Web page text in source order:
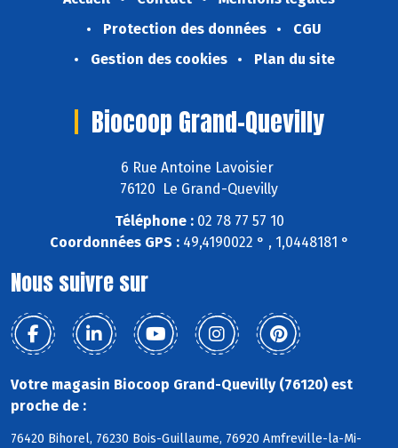
Protection des données
CGU
Gestion des cookies
Plan du site
Biocoop Grand-Quevilly
6 Rue Antoine Lavoisier
76120 Le Grand-Quevilly
Téléphone :02 78 77 57 10
Coordonnées GPS :49,4190022 ° , 1,0448181 °
Nous suivre sur
Votre magasin Biocoop Grand-Quevilly (76120) est
proche de :
76420 Bihorel, 76230 Bois-Guillaume, 76920 Amfreville-la-Mi-